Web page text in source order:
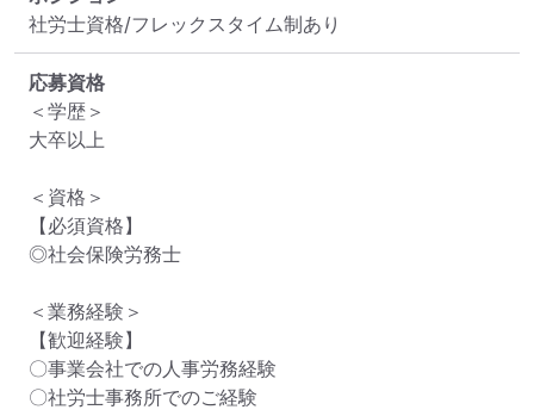
社労士資格/フレックスタイム制あり
応募資格
＜学歴＞
大卒以上
＜資格＞
【必須資格】
◎社会保険労務士
＜業務経験＞
【歓迎経験】
〇事業会社での人事労務経験
〇社労士事務所でのご経験